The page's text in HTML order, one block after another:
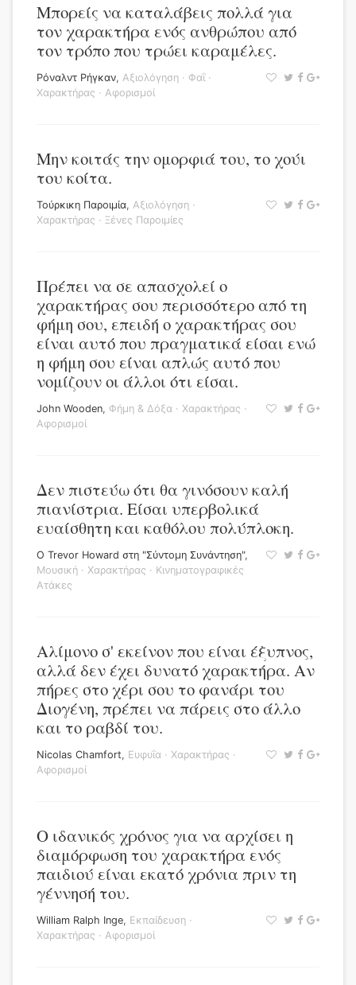
Μπορείς να καταλάβεις πολλά για
τον χαρακτήρα ενός ανθρώπου από
τον τρόπο που τρώει καραμέλες.
Ρόναλντ Ρήγκαν, Αξιολόγηση · Φαΐ·
Χαρακτήρας · Αφορισμοί
Μην κοιτάς την ομορφιά του, το χούι
του κοίτα.
Τούρκικη Παροιμία, Αξιολόγηση ·
Χαρακτήρας · Ξένες Παροιμίες
Πρέπει να σε απασχολεί ο
χαρακτήρας σου περισσότερο από τη
φήμη σου, επειδή ο χαρακτήρας σου
είναι αυτό που πραγματικά είσαι ενώ
η φήμη σου είναι απλώς αυτό που
νομίζουν οι άλλοι ότι είσαι.
John Wooden, Φήμη & Δόξα · Χαρακτήρας ·
Αφορισμοί
Δεν πιστεύω ότι θα γινόσουν καλή
πιανίστρια. Είσαι υπερβολικά
ευαίσθητη και καθόλου πολύπλοκη.
Ο Trevor Howard στη "Σύντομη Συνάντηση",
Μουσική · Χαρακτήρας · Κινηματογραφικές
Ατάκες
Αλίμονο σ' εκείνον που είναι έξυπνος,
αλλά δεν έχει δυνατό χαρακτήρα. Αν
πήρες στο χέρι σου το φανάρι του
Διογένη, πρέπει να πάρεις στο άλλο
και το ραβδί του.
Nicolas Chamfort, Ευφυΐα · Χαρακτήρας ·
Αφορισμοί
Ο ιδανικός χρόνος για να αρχίσει η
διαμόρφωση του χαρακτήρα ενός
παιδιού είναι εκατό χρόνια πριν τη
γέννησή του.
William Ralph Inge, Εκπαίδευση ·
Χαρακτήρας · Αφορισμοί